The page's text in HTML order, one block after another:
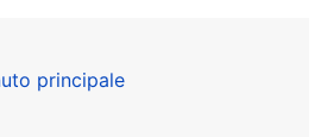
principale